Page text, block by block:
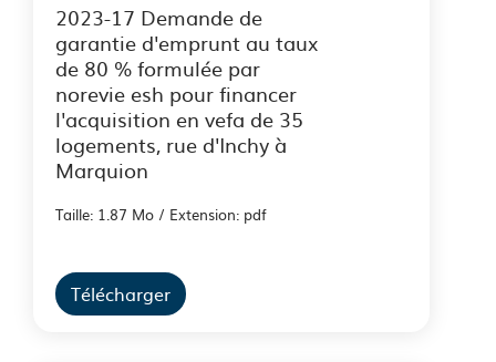
2023-17 Demande de
garantie d'emprunt au taux
de 80 % formulée par
norevie esh pour financer
l'acquisition en vefa de 35
logements, rue d'Inchy à
Marquion
Taille: 1.87 Mo / Extension: pdf
Télécharger